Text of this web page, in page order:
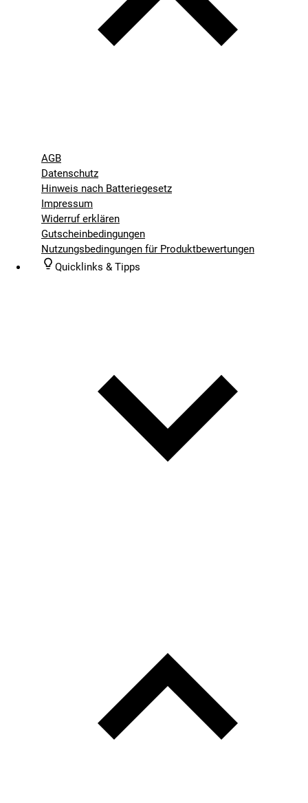
AGB
Datenschutz
Hinweis nach Batteriegesetz
Impressum
Widerruf erklären
Gutscheinbedingungen
Nutzungsbedingungen für Produktbewertungen
Quicklinks & Tipps